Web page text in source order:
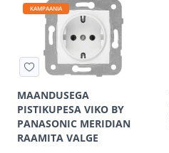
KAMPAANIA
MAANDUSEGA
PISTIKUPESA VIKO BY
PANASONIC MERIDIAN
RAAMITA VALGE